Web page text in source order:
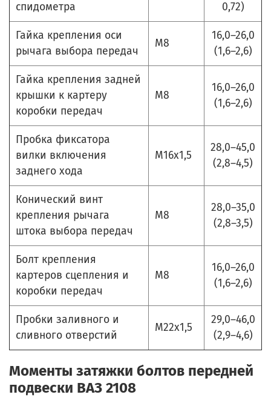
спидометра 0,72)
Гайка крепления оси
рычага выбора передач
М8
16,0–26,0
(1,6–2,6)
Гайка крепления задней
крышки к картеру
коробки передач
М8
16,0–26,0
(1,6–2,6)
Пробка фиксатора
вилки включения
заднего хода
М16х1,5
28,0–45,0
(2,8–4,5)
Конический винт
крепления рычага
штока выбора передач
М8
28,0–35,0
(2,8–3,5)
Болт крепления
картеров сцепления и
коробки передач
М8
16,0–26,0
(1,6–2,6)
Пробки заливного и
сливного отверстий
М22х1,5
29,0–46,0
(2,9–4,6)
Моменты затяжки болтов передней
подвески ВАЗ 2108